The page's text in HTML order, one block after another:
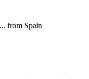
from Spain